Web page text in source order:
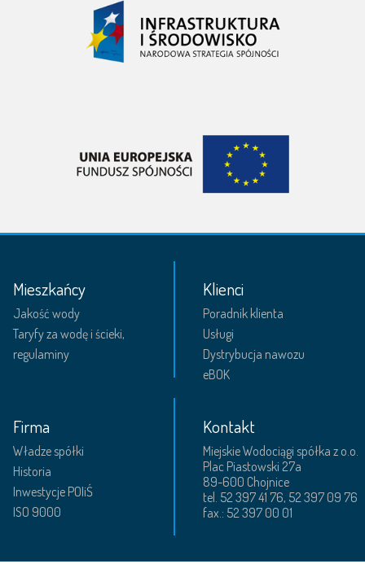
Mieszkańcy
Jakość wody
Taryfy za wodę i ścieki,
regulaminy
Klienci
Poradnik klienta
Usługi
Dystrybucja nawozu
eBOK
Firma
Władze spółki
Historia
Inwestycje POIiŚ
ISO 9000
Kontakt
Miejskie Wodociągi spółka z o.o.
Plac Piastowski 27a
89-600 Chojnice
tel. 52 397 41 76, 52 397 09 76
fax.: 52 397 00 01